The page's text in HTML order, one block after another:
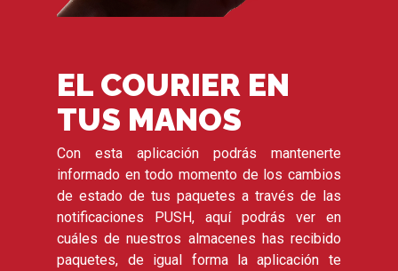
EL COURIER EN
TUS MANOS
Con esta aplicación podrás mantenerte
informado en todo momento de los cambios
de estado de tus paquetes a través de las
notificaciones PUSH, aquí podrás ver en
cuáles de nuestros almacenes has recibido
paquetes, de igual forma la aplicación te